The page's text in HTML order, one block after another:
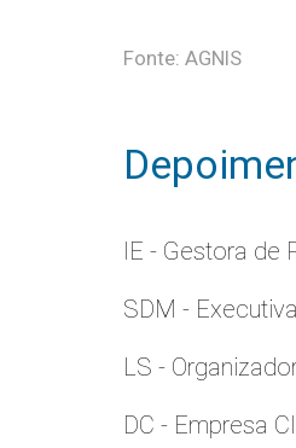
Fonte: AGNIS
IE - Gestora de
SDM -
LS -
DC - Empresa